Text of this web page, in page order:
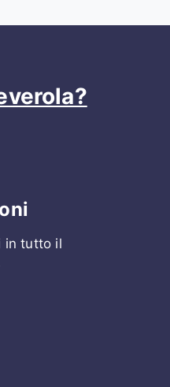
in tutto il